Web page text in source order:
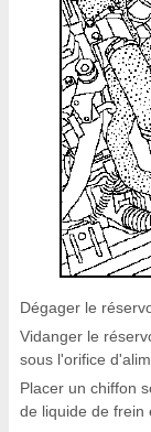
Dégager le
Vidanger le
sous l'orifice
Placer un chiffon
de liquide de frein